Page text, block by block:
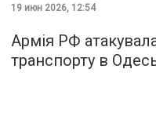
19 июн 2026, 12:54
Армія РФ
транспорту в